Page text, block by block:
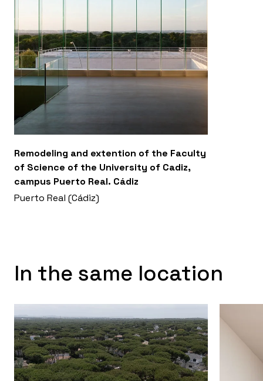
instalaciones y la iluminación se modernizan
también para contribuir a la sostenibilidad, y
generar un ambiente nocturno más natural.
Remodeling and extention of the Faculty
of Science of the University of Cadiz,
campus Puerto Real. Cádiz
Puerto Real (Cádiz)
In the same location